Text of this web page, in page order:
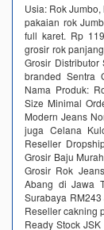
Usia: Rok
pakaian rok
full karet. Rp
grosir rok
Grosir
branded Sentra
Nama Produk:
Size Minimal
Modern Jeans
juga Celana
Reseller
Grosir Baju
Grosir Rok
Abang di Jawa
Surabaya
Reseller cakning
Ready Stock